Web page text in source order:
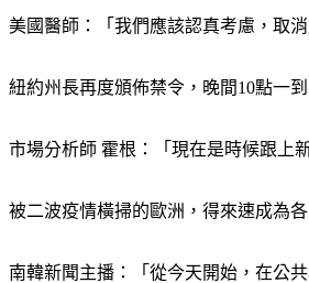
美國醫師：「我們應該認真考慮，取
紐約州長再度頒佈禁令，晚間10點一
市場分析師 霍根：「現在是時候跟上
被二波疫情橫掃的歐洲，得來速成為
南韓新聞主播：「從今天開始，在公